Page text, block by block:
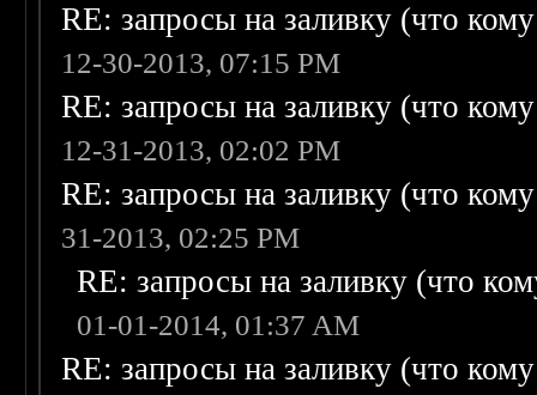
RE: запросы на заливку (что
12-30-2013, 07:15 PM
RE: запросы на заливку (что
12-31-2013, 02:02 PM
RE: запросы на заливку (что
31-2013, 02:25 PM
RE: запросы на заливку (что
01-01-2014, 01:37 AM
RE: запросы на заливку (что